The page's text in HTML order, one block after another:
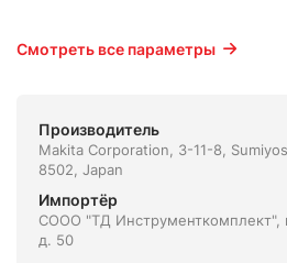
Смотреть все параметры
Производитель
Makita Corporation, 3-11-8,
8502, Japan
Импортёр
СООО "ТД Инструменткомплект",
д. 50